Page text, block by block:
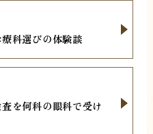
科選びの体験談
を何科の眼科で受け